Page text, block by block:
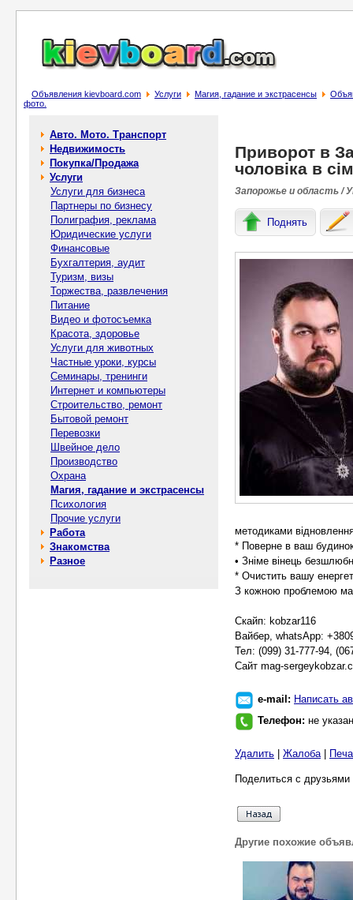
Объявления kievboard.com Услуги Магия, гадание и экстрасенсы
фото.
Авто. Мото. Транспорт
Недвижимость
Покупка/Продажа
Услуги
Услуги для бизнеса
Партнеры по бизнесу
Полиграфия, реклама
Юридические услуги
Финансовые
Бухгалтерия, аудит
Туризм, визы
Торжества, развлечения
Питание
Видео и фотосъемка
Красота, здоровье
Услуги для животных
Частные уроки, курсы
Семинары, тренинги
Интернет и компьютеры
Строительство, ремонт
Бытовой ремонт
Перевозки
Швейное дело
Производство
Охрана
Магия, гадание и экстрасенсы
Психология
Прочие услуги
Работа
Знакомства
Разное
Приворот в
чоловіка в
Запорожье и область /
Поднять
методиками
* Поверне в ваш
• Зніме вінець
* Очистить вашу
З кожною проблемою маг
Скайп: kobzar116
Вайбер, whatsApp:
Тел: (099) 31-777-94,
Сайт mag-
e-mail: Написать
Телефон: не указан
Удалить Жалоба|
Поделиться с
Другие похожие